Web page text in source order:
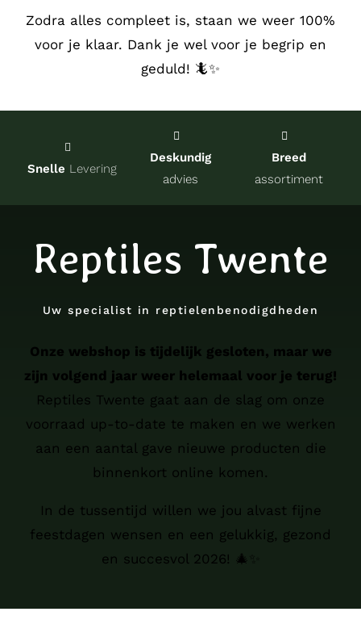
Zodra alles compleet is, staan we weer 100%
voor je klaar. Dank je wel voor je begrip en
geduld! 🦎✨
Snelle Levering
Deskundig
advies
Breed
assortiment
Reptiles Twente
Uw specialist in reptielenbenodigdheden
Onze webshop is tijdelijk gesloten, maar we
zijn volgend jaar weer helemaal voor je terug!
Reptiles Twente gaat aan de slag om onze
voorraad up-to-date te maken en we werken
aan een aantal gave nieuwe producten die
binnenkort online komen.
In de tussentijd willen we jou alvast fijne
feestdagen wensen en een gelukkig, gezond
en succesvol 2026! 🎄✨